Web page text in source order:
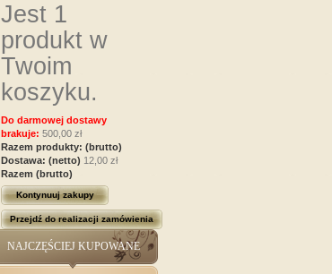
Jest 1
produkt w
Twoim
koszyku.
Do darmowej dostawy
brakuje: 500,00 zł
Razem produkty: (brutto)
Dostawa: (netto) 12,00 zł
Razem (brutto)
Kontynuuj zakupy
Przejdź do realizacji zamówienia
NAJCZĘŚCIEJ KUPOWANE